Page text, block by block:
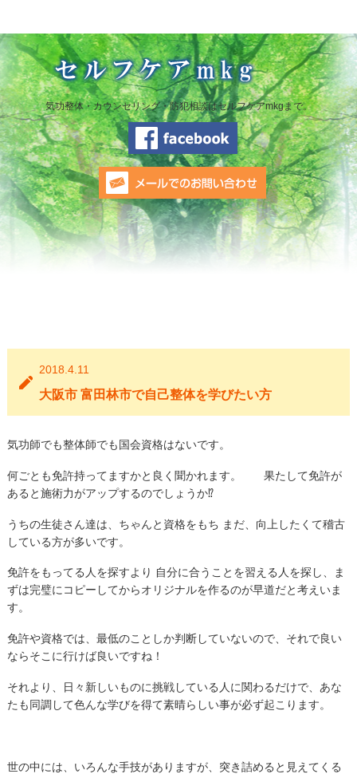
気功整体・カウンセリング・防犯相談はセルフケアmkgまで。
2018.4.11
大阪市 富田林市で自己整体を学びたい方
気功師でも整体師でも国会資格はないです。
何ごとも免許持ってますかと良く聞かれます。 果たして免許が
あると施術力がアップするのでしょうか⁉︎
うちの生徒さん達は、ちゃんと資格をもち まだ、向上したくて稽古
している方が多いです。
免許をもってる人を探すより 自分に合うことを習える人を探し、ま
ずは完璧にコピーしてからオリジナルを作るのが早道だと考えいま
す。
免許や資格では、最低のことしか判断していないので、それで良い
ならそこに行けば良いですね！
それより、日々新しいものに挑戦している人に関わるだけで、あな
たも同調して色んな学びを得て素晴らしい事が必ず起こります。
世の中には、いろんな手技がありますが、突き詰めると見えてくる